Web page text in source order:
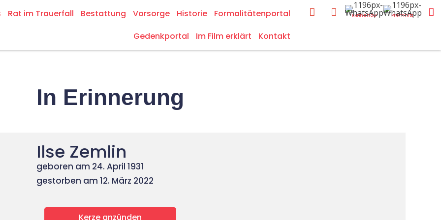
Rat im Trauerfall Bestattung Vorsorge Historie
Formalitätenportal
Gedenkportal
Im Film erklärt Kontakt
Rathenow Premnitz
In Erinnerung
Ilse Zemlin
geboren am 24. April 1931
gestorben am 12. März 2022
Kerze anzünden